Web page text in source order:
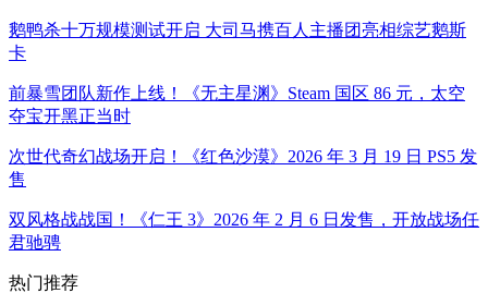
鹅鸭杀十万规模测试开启 大司马携百人主播团亮相综艺鹅斯
卡
前暴雪团队新作上线！《无主星渊》Steam 国区 86 元，太空
夺宝开黑正当时​
次世代奇幻战场开启！《红色沙漠》2026 年 3 月 19 日 PS5 发
售​
双风格战战国！《仁王 3》2026 年 2 月 6 日发售，开放战场任
君驰骋
热门推荐